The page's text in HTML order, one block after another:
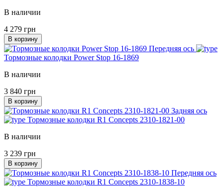
В наличии
4 279 грн
В корзину
Передняя ось
Тормозные колодки Power Stop 16-1869
В наличии
3 840 грн
В корзину
Задняя ось
Тормозные колодки R1 Concepts 2310-1821-00
В наличии
3 239 грн
В корзину
Передняя ось
Тормозные колодки R1 Concepts 2310-1838-10